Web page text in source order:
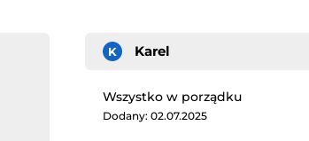
K Karel
Wszystko w porządku
Dodany: 02.07.2025